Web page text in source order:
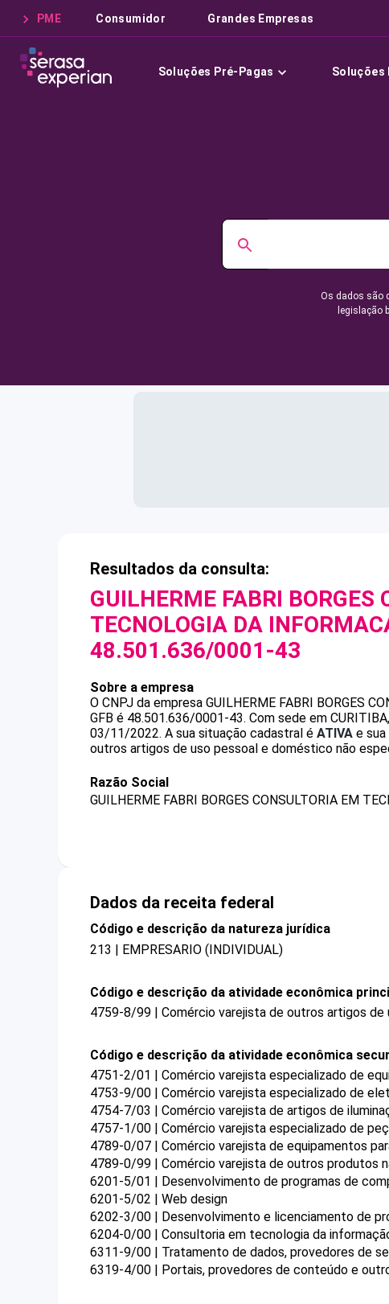
PME Consumidor Grandes Empresas
Soluções Pré-Pagas Soluções
Os dados são
legislação
Resultados da consulta:
GUILHERME FABRI BORGES
TECNOLOGIA DA
48.501.636/0001-43
Sobre a empresa
O CNPJ da empresa GUILHERME FABRI BORGES
GFB é 48.501.636/0001-43. Com sede em
03/11/2022. A sua situação cadastral é ATIVA e
outros artigos de uso pessoal e doméstico não
Razão Social
GUILHERME FABRI BORGES CONSULTORIA EM
Dados da receita federal
Código e descrição da natureza jurídica
213 | EMPRESARIO (INDIVIDUAL)
Código e descrição da atividade econômica
4759-8/99 | Comércio varejista de outros artigos
Código e descrição da atividade econômica
4751-2/01 | Comércio varejista especializado de
4753-9/00 | Comércio varejista especializado de
4754-7/03 | Comércio varejista de artigos de
4757-1/00 | Comércio varejista especializado de
4789-0/07 | Comércio varejista de equipamentos
4789-0/99 | Comércio varejista de outros produtos
6201-5/01 | Desenvolvimento de programas de
6201-5/02 | Web design
6202-3/00 | Desenvolvimento e licenciamento de
6204-0/00 | Consultoria em tecnologia da
6311-9/00 | Tratamento de dados, provedores de
6319-4/00 | Portais, provedores de conteúdo e